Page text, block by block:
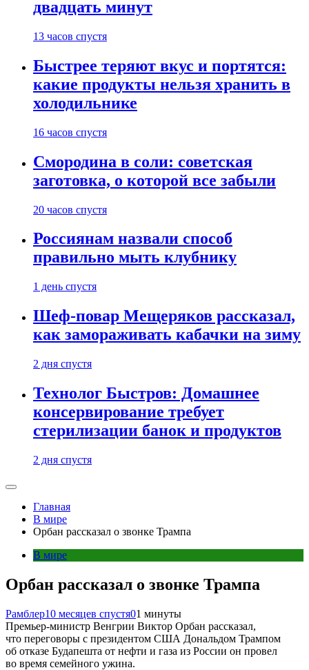
двадцать минут
13 часов спустя
Быстрее теряют вкус и портятся:
какие продукты нельзя хранить в
холодильнике
16 часов спустя
Смородина в соли: советская
заготовка, о которой все забыли
20 часов спустя
Россиянам назвали способ
правильно мыть клубнику
1 день спустя
Шеф-повар Мещеряков рассказал,
как замораживать кабачки на зиму
2 дня спустя
Технолог Быстров: Домашнее
консервирование требует
стерилизации банок и продуктов
2 дня спустя
Главная
В мире
Орбан рассказал о звонке Трампа
В мире
Орбан рассказал о звонке Трампа
Рамблер10 месяцев спустя01 минуты
Премьер-министр Венгрии Виктор Орбан рассказал,
что переговоры с президентом США Дональдом Трампом
об отказе Будапешта от нефти и газа из России он провел
во время семейного ужина.